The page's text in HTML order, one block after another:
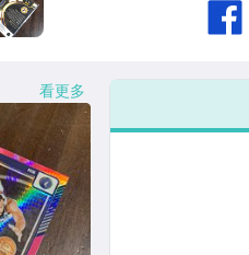
看更多